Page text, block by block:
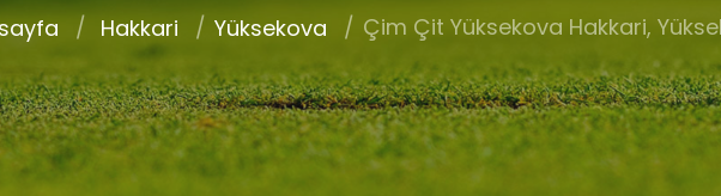
Hakkari Yüksekova Çim Çit Yüksekova Hakkari,